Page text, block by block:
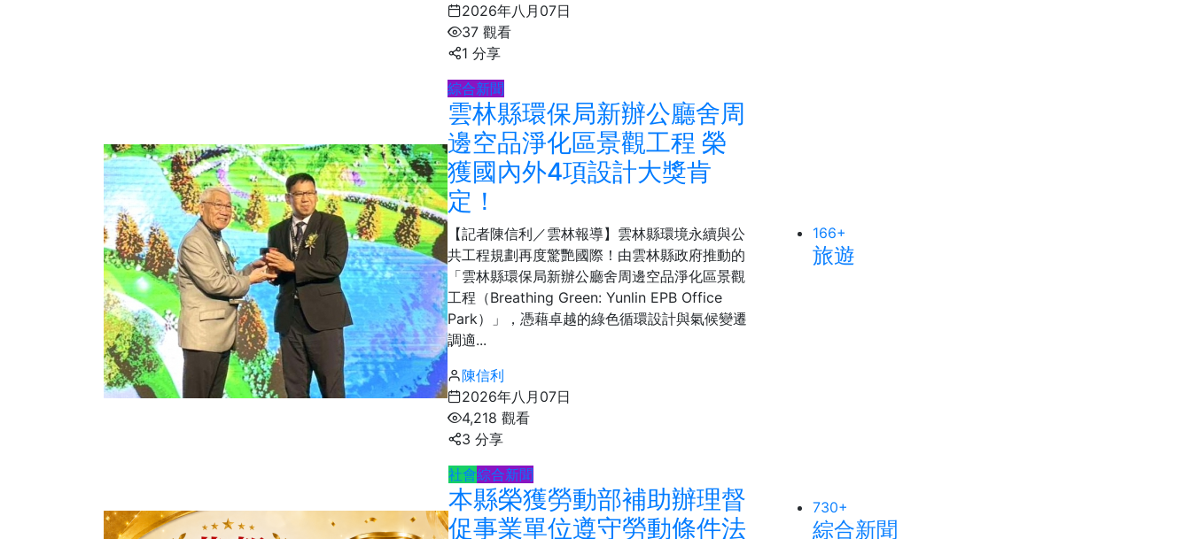
2026年八月07日
37 觀看
1 分享
綜合新聞
雲林縣環保局新辦公廳舍周
邊空品淨化區景觀工程 榮
獲國內外4項設計大獎肯
定！
【記者陳信利／雲林報導】雲林縣環境永續與公
共工程規劃再度驚艷國際！由雲林縣政府推動的
「雲林縣環保局新辦公廳舍周邊空品淨化區景觀
工程（Breathing Green: Yunlin EPB Office
Park）」，憑藉卓越的綠色循環設計與氣候變遷
調適...
陳信利
2026年八月07日
4,218 觀看
3 分享
社會綜合新聞
本縣榮獲勞動部補助辦理督
促事業單位遵守勞動條件法
216+
健康
119+
專欄
166+
旅遊
730+
綜合新聞
238+
文教
2+
大陸